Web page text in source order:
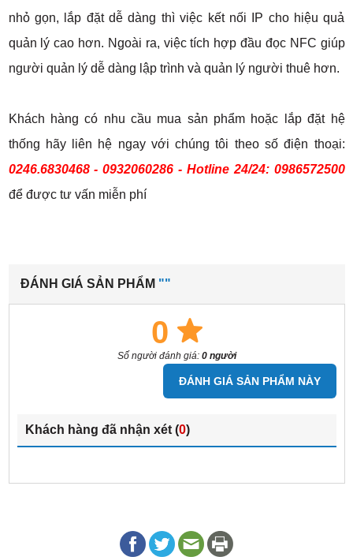
nhỏ gọn, lắp đặt dễ dàng thì việc kết nối IP cho hiệu quả
quản lý cao hơn. Ngoài ra, việc tích hợp đầu đọc NFC giúp
người quản lý dễ dàng lập trình và quản lý người thuê hơn.
Khách hàng có nhu cầu mua sản phẩm hoặc lắp đặt hệ
thống hãy liên hệ ngay với chúng tôi theo số điện thoại:
0246.6830468 - 0932060286 - Hotline 24/24: 0986572500
để được tư vấn miễn phí
ĐÁNH GIÁ SẢN PHẨM ""
0
Số người đánh giá: 0 người
ĐÁNH GIÁ SẢN PHẨM NÀY
Khách hàng đã nhận xét (0)